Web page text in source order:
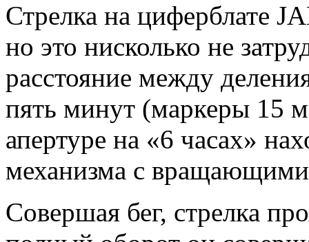
Стрелка на циферблате
но это нисколько не
расстояние между
пять минут (маркеры 15
апертуре на «6 часах»
механизма с
Совершая бег, стрелка